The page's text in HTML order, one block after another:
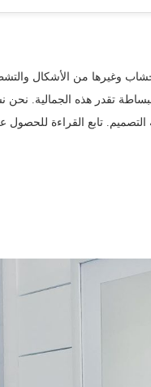
وغيرها من الأشكال
التصميم. تابع القراءة